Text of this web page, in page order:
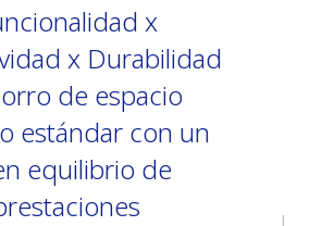
x
x Durabilidad
de espacio
estándar con un
equilibrio de